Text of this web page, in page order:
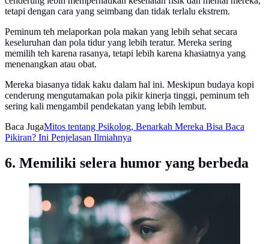
tetapi dengan cara yang seimbang dan tidak terlalu ekstrem.
Peminum teh melaporkan pola makan yang lebih sehat secara
keseluruhan dan pola tidur yang lebih teratur. Mereka sering
memilih teh karena rasanya, tetapi lebih karena khasiatnya yang
menenangkan atau obat.
Mereka biasanya tidak kaku dalam hal ini. Meskipun budaya kopi
cenderung mengutamakan pola pikir kinerja tinggi, peminum teh
sering kali mengambil pendekatan yang lebih lembut.
Baca JugaMitos tentang Psikolog, Benarkah Mereka Bisa Baca
Pikiran? Ini Penjelasan Ilmiahnya
6. Memiliki selera humor yang berbeda